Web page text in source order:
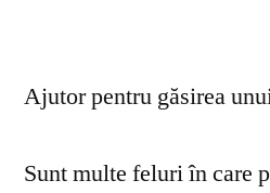
Ajutor pentru găsirea
Sunt multe feluri în care